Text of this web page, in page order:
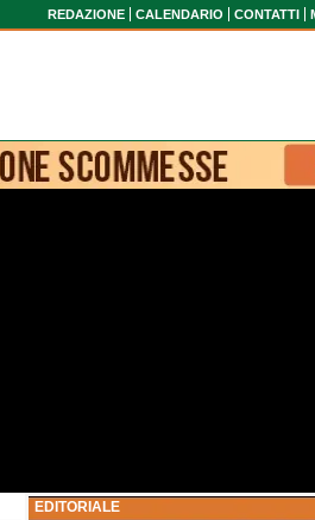
REDAZIONE CALENDARIO CONTATTI
EDITORIALE